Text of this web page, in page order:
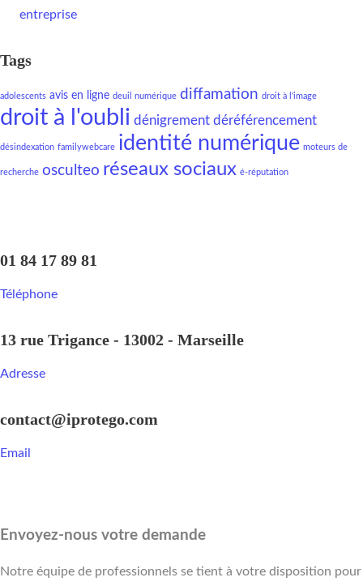
entreprise
Tags
adolescents avis en ligne deuil numérique diffamation droit à l'image
droit à l'oubli dénigrement déréférencement
désindexation familywebcare identité numérique moteurs de
recherche osculteo réseaux sociaux é-réputation
01 84 17 89 81
Téléphone
13 rue Trigance - 13002 - Marseille
Adresse
contact@iprotego.com
Email
Envoyez-nous votre demande
Notre équipe de professionnels se tient à votre disposition pour